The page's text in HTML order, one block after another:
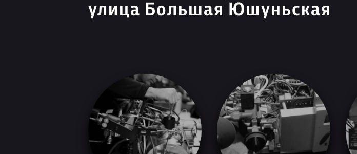
улица Большая Юшуньская